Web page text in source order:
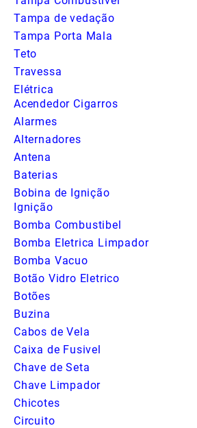
Tampa de vedação
Tampa Porta Mala
Teto
Travessa
Elétrica
Acendedor Cigarros
Alarmes
Alternadores
Antena
Baterias
Bobina de Ignição
Ignição
Bomba Combustibel
Bomba Eletrica Limpador
Bomba Vacuo
Botão Vidro Eletrico
Botões
Buzina
Cabos de Vela
Caixa de Fusivel
Chave de Seta
Chave Limpador
Chicotes
Circuito